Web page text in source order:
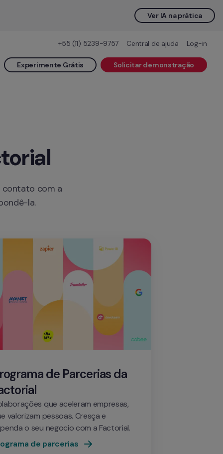
Ver IA na prática
+55 (11) 5239-9757 Central de ajuda Log-in
Experimente Grátis Solicitar demonstração
contato com a
la.
de Parcerias da
que aceleram empresas,
valorizam pessoas. Cresça e
o seu negocio com a Factorial.
de parcerias